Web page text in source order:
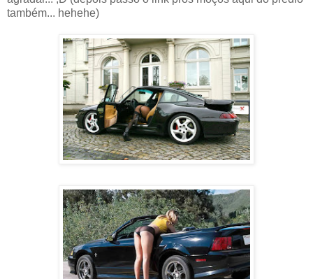
também... hehehe)